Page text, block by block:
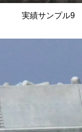
実績サンプル9